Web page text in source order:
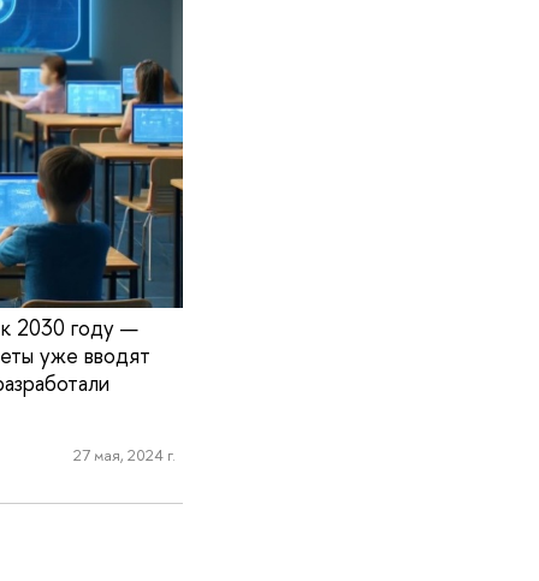
2030 году —
уже вводят
27 мая, 2024 г.